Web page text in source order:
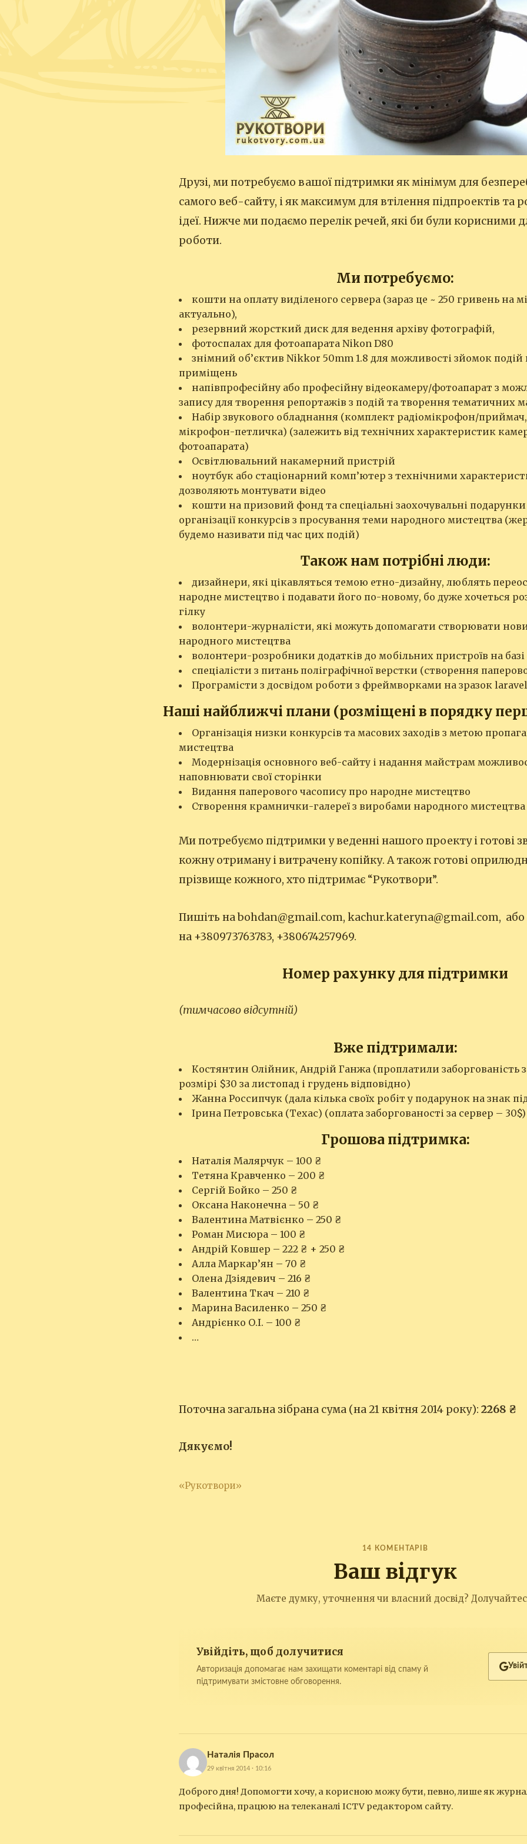
Друзі, ми потребуємо вашої підтримки як мінімум для
самого веб-сайту, і як максимум для втілення підпроектів та
ідеї. Нижче ми подаємо перелік речей, які би були корисними
роботи.
Ми потребуємо:
кошти на оплату виділеного сервера (зараз це ~ 250 гривень на
актуально),
резервний жорсткий диск для ведення архіву фотографій,
фотоспалах для фотоапарата Nikon D80
знімний об’єктив Nikkor 50mm 1.8 для можливості зйомок подій
приміщень
напівпрофесійну або професійну відеокамеру/фотоапарат з
запису для творення репортажів з подій та творення тематичних
Набір звукового обладнання (комплект радіомікрофон/
мікрофон-петличка) (залежить від технічних характеристик
фотоапарата)
Освітлювальний накамерний пристрій
ноутбук або стаціонарний комп’ютер з технічними
дозволяють монтувати відео
кошти на призовий фонд та спеціальні заохочувальні подарунки
організації конкурсів з просування теми народного мистецтва
будемо називати під час цих подій)
Також нам потрібні люди:
дизайнери, які цікавляться темою етно-дизайну, люблять
народне мистецтво і подавати його по-новому, бо дуже хочеться
гілку
волонтери-журналісти, які можуть допомагати створювати
народного мистецтва
волонтери-розробники додатків до мобільних пристроїв на
спеціалісти з питань поліграфічної верстки (створення
Програмісти з досвідом роботи з фреймворками на зразок
Наші найближчі плани (розміщені в порядку
Організація низки конкурсів та масових заходів з метою
мистецтва
Модернізація основного веб-сайту і надання майстрам
наповнювати свої сторінки
Видання паперового часопису про народне мистецтво
Створення крамнички-галереї з виробами народного мистецтва
Ми потребуємо підтримки у веденні нашого проекту і готові
кожну отриману і витрачену копійку. А також готові
прізвище кожного, хто підтримає “Рукотвори”.
Пишіть на bohdan@gmail.com, kachur.kateryna@gmail.com,
на +380973763783, +380674257969.
Номер рахунку для підтримки
(тимчасово відсутній)
Вже підтримали:
Костянтин Олійник, Андрій Ганжа (проплатили заборгованість
розмірі $30 за листопад і грудень відповідно)
Жанна Россипчук (дала кілька своїх робіт у подарунок на знак
Ірина Петровська (Техас) (оплата заборгованості за сервер – 30$)
Грошова підтримка:
Наталія Малярчук – 100 ₴
Тетяна Кравченко – 200 ₴
Сергій Бойко – 250 ₴
Оксана Наконечна – 50 ₴
Валентина Матвієнко – 250 ₴
Роман Мисюра – 100 ₴
Андрій Ковшер – 222 ₴ + 250 ₴
Алла Маркар’ян – 70 ₴
Олена Дзіядевич – 216 ₴
Валентина Ткач – 210 ₴
Марина Василенко – 250 ₴
Андрієнко О.І. – 100 ₴
…
Поточна загальна зібрана сума (на 21 квітня 2014 року): 2268 ₴
Дякуємо!
«Рукотвори»
14 КОМЕНТАРІВ
Ваш відгук
Маєте думку, уточнення чи власний досвід?
Увійдіть, щоб долучитися
Авторизація допомагає нам захищати коментарі від спаму й
підтримувати змістовне обговорення.
Наталія Прасол
29 квітня 2014 · 10:16
Доброго дня! Допомогти хочу, а корисною можу бути, певно, лише як
професійна, працюю на телеканалі ICTV редактором сайту.